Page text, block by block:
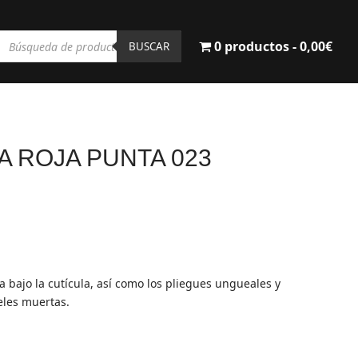
BUSCAR 0 productos 0,00€
ROJA PUNTA 023
bajo la cutícula, así como los pliegues ungueales y
muertas.